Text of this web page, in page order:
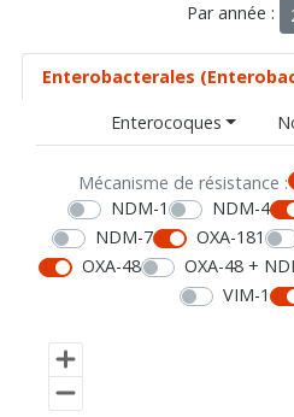
Par année :
Enterobacterales
Enterocoques
Mécanisme de résistance :
NDM-1
NDM-4
NDM-7
OXA-181
OXA-48
OXA-48 +
VIM-1